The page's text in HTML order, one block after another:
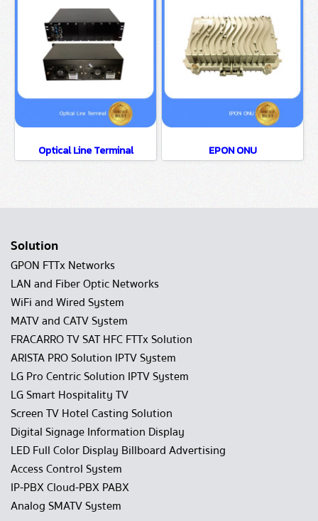
Optical Line Terminal EPON ONU
Solution
GPON FTTx Networks
LAN and Fiber Optic Networks
WiFi and Wired System
MATV and CATV System
FRACARRO TV SAT HFC FTTx Solution
ARISTA PRO Solution IPTV System
LG Pro Centric Solution IPTV System
LG Smart Hospitality TV
Screen TV Hotel Casting Solution
Digital Signage Information Display
LED Full Color Display Billboard Advertising
Access Control System
IP-PBX Cloud-PBX PABX
Analog SMATV System